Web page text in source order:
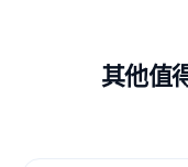
其他值